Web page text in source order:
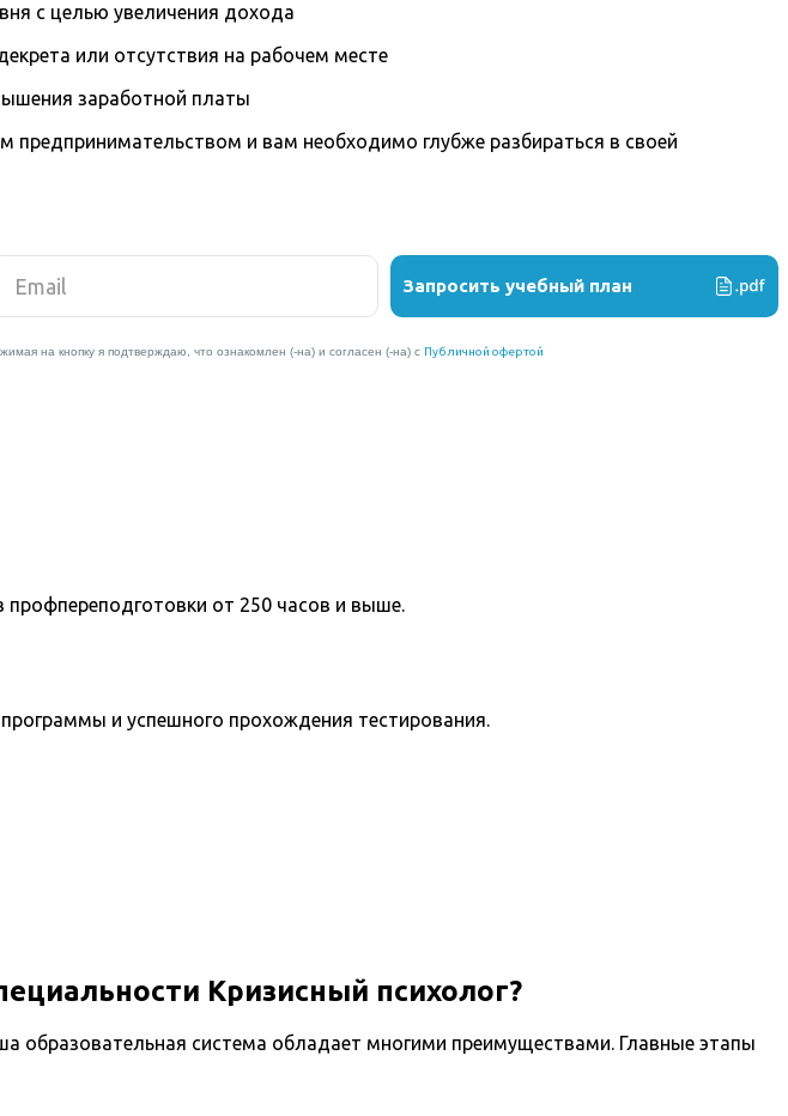
с целью увеличения дохода
или отсутствия на рабочем месте
заработной платы
и вам необходимо глубже разбираться в своей
профпереподготовки от 250 часов и выше.
и успешного прохождения тестирования.
Кризисный психолог?
образовательная система обладает многими преимуществами. Главные этапы